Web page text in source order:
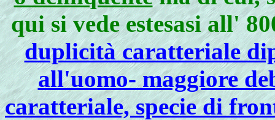
qui si vede estesasi all'
duplicità caratteriale
all'uomo- maggiore
caratteriale, specie di